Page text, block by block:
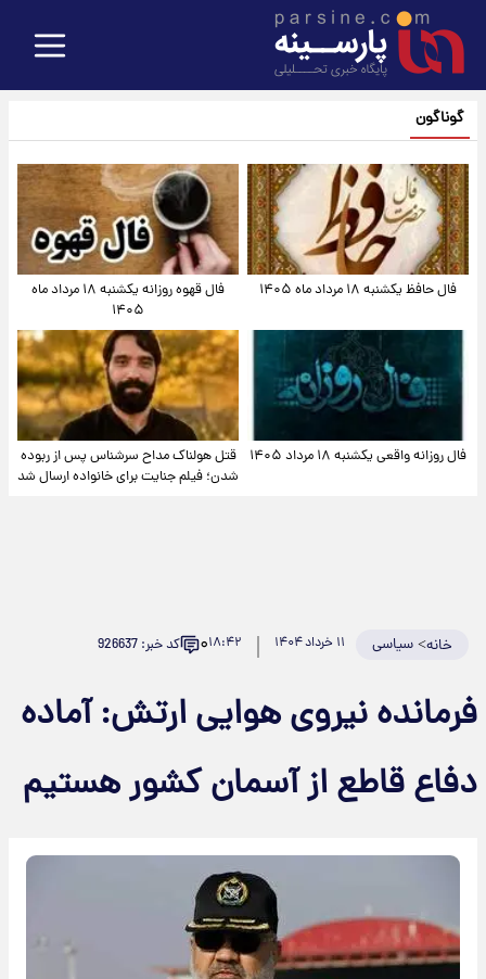
گوناگون
فال حافظ یکشنبه ۱۸ مرداد ماه ۱۴۰۵
فال قهوه روزانه یکشنبه ۱۸ مرداد ماه
۱۴۰۵
فال روزانه واقعی یکشنبه ۱۸ مرداد ۱۴۰۵
قتل هولناک مداح سرشناس پس از ربوده
شدن؛ فیلم جنایت برای خانواده ارسال شد
خانه>سیاسی ۱۱ خرداد ۱۴۰۴ ۱۸:۴۲۰ کد خبر: 926637
فرمانده نیروی هوایی ارتش: آماده
دفاع قاطع از آسمان کشور هستیم